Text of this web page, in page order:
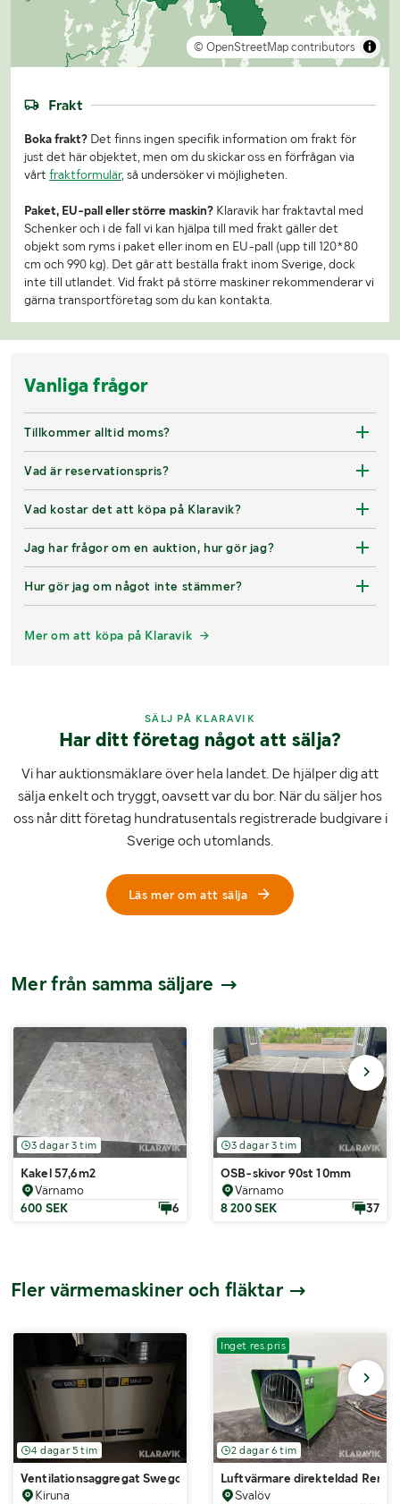
© OpenStreetMap contributors
Frakt
Boka frakt? Det finns ingen specifik information om frakt för
just det här objektet, men om du skickar oss en förfrågan via
vårt fraktformulär, så undersöker vi möjligheten.
Paket, EU-pall eller större maskin? Klaravik har fraktavtal med
Schenker och i de fall vi kan hjälpa till med frakt gäller det
objekt som ryms i paket eller inom en EU-pall (upp till 120*80
cm och 990 kg). Det går att beställa frakt inom Sverige, dock
inte till utlandet. Vid frakt på större maskiner rekommenderar vi
gärna transportföretag som du kan kontakta.
Vanliga frågor
Tillkommer alltid moms?
Vad är reservationspris?
Vad kostar det att köpa på Klaravik?
Jag har frågor om en auktion, hur gör jag?
Hur gör jag om något inte stämmer?
Mer om att köpa på Klaravik
SÄLJ PÅ KLARAVIK
Har ditt företag något att sälja?
Vi har auktionsmäklare över hela landet. De hjälper dig att
sälja enkelt och tryggt, oavsett var du bor. När du säljer hos
oss når ditt företag hundratusentals registrerade budgivare i
Sverige och utomlands.
Läs mer om att sälja
Mer från samma säljare
3 dagar 3 tim
Kakel 57,6m2
Värnamo
600 SEK
6
3 dagar 3 tim
OSB-skivor 90st 10mm
Värnamo
8 200 SEK
37
Fler värmemaskiner och fläktar
4 dagar 5 tim
Ventilationsaggregat Swegon Gold 07ERXTOP
Kiruna
Inget res.pris
2 dagar 6 tim
Luftvärmare direkteldad
Svalöv